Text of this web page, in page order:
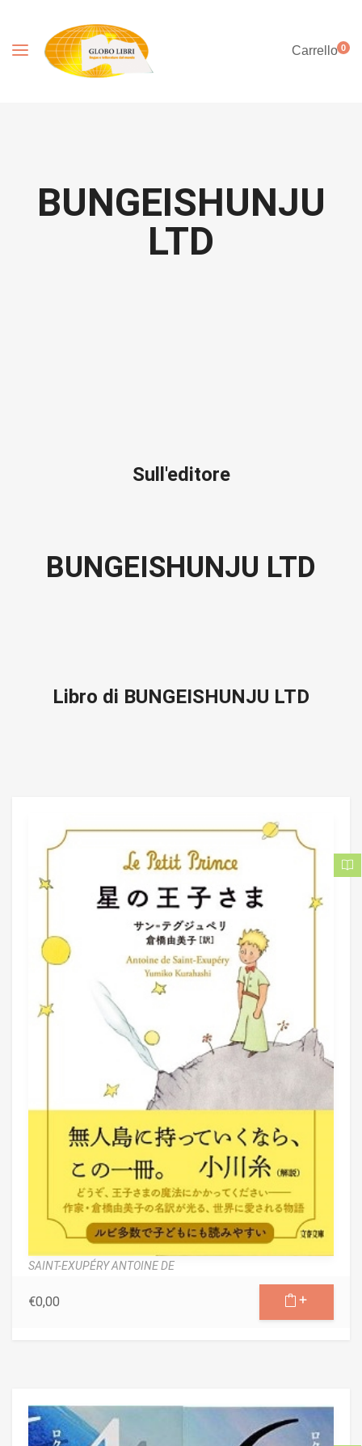
Carrello0
BUNGEISHUNJU
LTD
Sull'editore
BUNGEISHUNJU LTD
Libro di BUNGEISHUNJU LTD
SAINT-EXUPÉRY ANTOINE DE
€0,00